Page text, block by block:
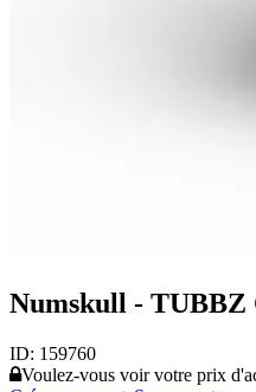
Numskull - TUBBZ
ID: 159760
Voulez-vous voir votre prix